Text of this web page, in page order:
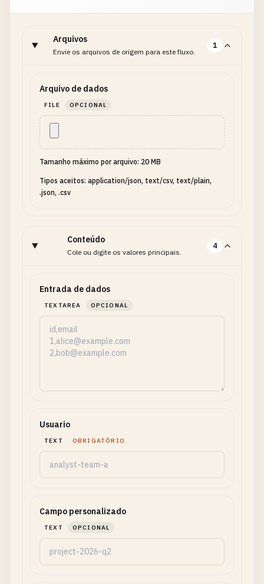
Arquivos
Envie os arquivos de origem para este fluxo.
1
Arquivo de dados
FILE OPCIONAL
Tamanho máximo por arquivo: 20 MB
Tipos aceitos: application/json, text/csv, text/plain,
.json, .csv
Conteúdo
Cole ou digite os valores principais.
4
Entrada de dados
TEXTAREA OPCIONAL
Usuario
TEXT OBRIGATÓRIO
Campo personalizado
TEXT OPCIONAL